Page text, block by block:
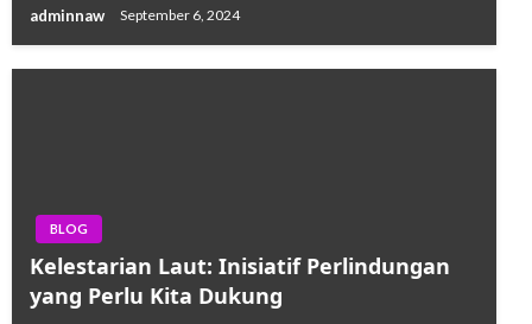
adminnaw September 6, 2024
BLOG
Kelestarian Laut: Inisiatif Perlindungan
yang Perlu Kita Dukung